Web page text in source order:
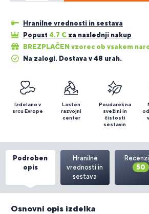
Hranilne vrednosti in sestava
Popust 4.7 € za naslednji nakup
BREZPLAČEN vzorec ob vsakem
Na zalogi. Dostava v 48 urah.
Izdelano v
srcu Evrope
Lasten
razvojni
center
Poudarek na
svežini in
čistosti
sestavin
Podroben
opis
Hranilne
vrednosti in
sestava
50
Osnovni opis izdelka